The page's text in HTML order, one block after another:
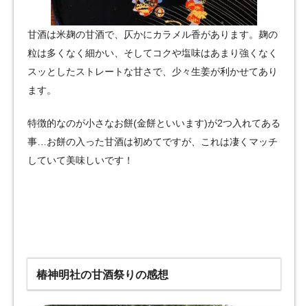
甘酒は米麹の甘酒で、仄かにカラメル香があります。麹の
粒は多くなく細かい、そしてコクや塩味はあまり強くなく
スッとしたストレートな甘さで、少々生姜が利かせてあり
ます。
特徴的なのが小さなお餅(金餅といいます)が2つ入れてある
事…お餅の入った甘酒は初めてですが、これは凄くマッチ
していて美味しいです！
椿神明社の甘酒祭りの感想